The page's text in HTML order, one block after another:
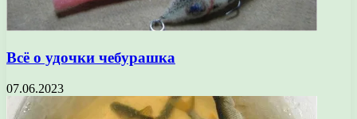
Всё о удочки чебурашка
07.06.2023